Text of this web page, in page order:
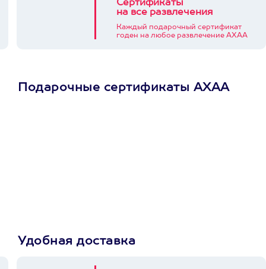
Сертификаты
на все развлечения
Каждый подарочный сертификат
годен на любое развлечение АХАА
Подарочные сертификаты АХАА
Удобная доставка